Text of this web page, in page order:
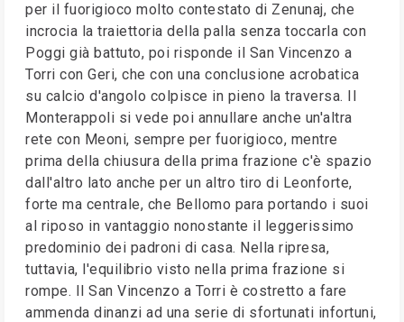
per il fuorigioco molto contestato di Zenunaj, che
incrocia la traiettoria della palla senza toccarla con
Poggi già battuto, poi risponde il San Vincenzo a
Torri con Geri, che con una conclusione acrobatica
su calcio d'angolo colpisce in pieno la traversa. Il
Monterappoli si vede poi annullare anche un'altra
rete con Meoni, sempre per fuorigioco, mentre
prima della chiusura della prima frazione c'è spazio
dall'altro lato anche per un altro tiro di Leonforte,
forte ma centrale, che Bellomo para portando i suoi
al riposo in vantaggio nonostante il leggerissimo
predominio dei padroni di casa. Nella ripresa,
tuttavia, l'equilibrio visto nella prima frazione si
rompe. Il San Vincenzo a Torri è costretto a fare
ammenda dinanzi ad una serie di sfortunati infortuni,